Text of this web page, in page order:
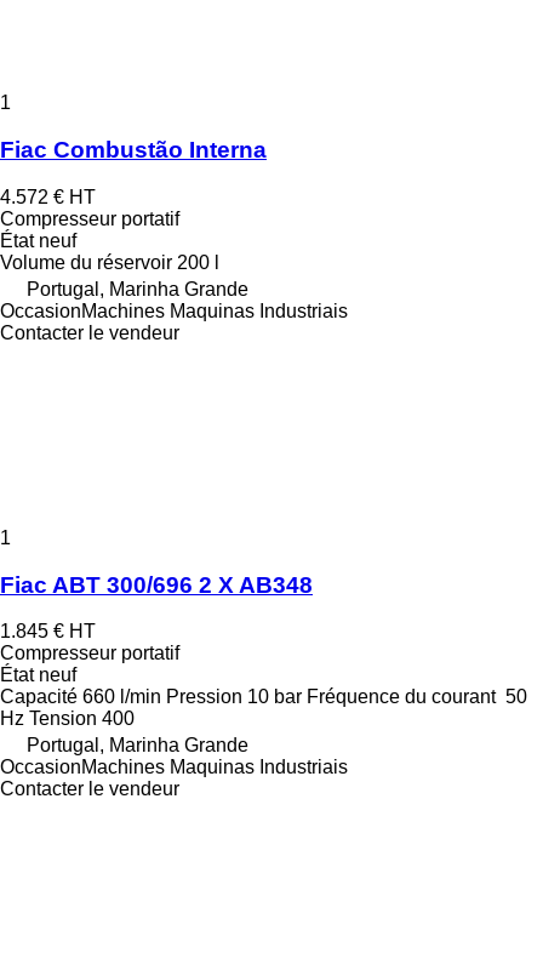
1
Fiac Combustão Interna
4.572 € HT
Compresseur portatif
Étatneuf
Volume du réservoir 200 l
Portugal, Marinha Grande
OccasionMachines Maquinas Industriais
Contacter le vendeur
1
Fiac ABT 300/696 2 X AB348
1.845 € HT
Compresseur portatif
Étatneuf
Capacité 660 l/min Pression 10 bar Fréquence du courant 50
Hz Tension 400
Portugal, Marinha Grande
OccasionMachines Maquinas Industriais
Contacter le vendeur